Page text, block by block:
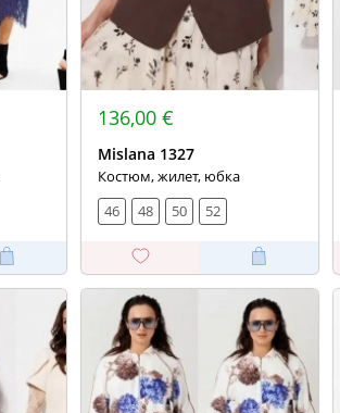
136,00 €
Mislana 1327
Костюм, жилет, юбка
46
48 50 52